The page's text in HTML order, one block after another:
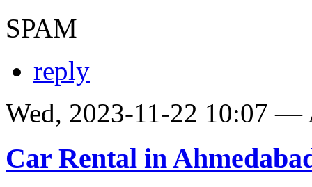
SPAM
reply
Wed, 2023-11-22 10:07 —
Car Rental in